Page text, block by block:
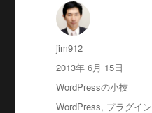
投
稿
jim912
投
稿
2013年 6月 15日
カ
テ
WordPressの小技
タ
WordPress, プラグイン